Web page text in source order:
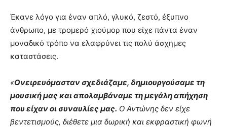
Έκανε λόγο για έναν απλό, γλυκό, ζεστό, έξυπνο
άνθρωπο, με τρομερό χιούμορ που είχε πάντα έναν
μοναδικό τρόπο να ελαφρύνει τις πολύ άσχημες
καταστάσεις.
«Ονειρευόμασταν σχεδιάζαμε, δημιουργούσαμε τη
μουσική μας και απολαμβάναμε τη μεγάλη απήχηση
που είχαν οι συναυλίες μας. Ο Αντώνης δεν είχε
βεντετισμούς, διέθετε μια δωρική και εκφραστική φωνή